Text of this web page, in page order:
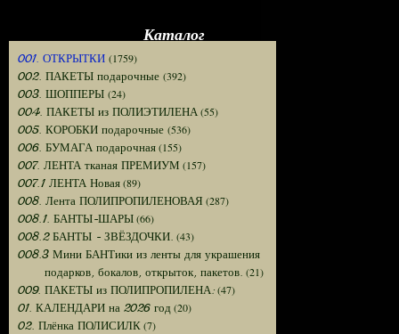
Каталог
001. ОТКРЫТКИ (1759)
002. ПАКЕТЫ подарочные (392)
003. ШОППЕРЫ (24)
004. ПАКЕТЫ из ПОЛИЭТИЛЕНА(55)
005. КОРОБКИ подарочные (536)
006. БУМАГА подарочная(155)
007. ЛЕНТА тканая ПРЕМИУМ (157)
007.1 ЛЕНТА Новая(89)
008. Лента ПОЛИПРОПИЛЕНОВАЯ (287)
008.1. БАНТЫ-ШАРЫ(66)
008.2 БАНТЫ - ЗВЁЗДОЧКИ. (43)
008.3 Мини БАНТики из ленты для украшения
подарков, бокалов, открыток, пакетов. (21)
009. ПАКЕТЫ из ПОЛИПРОПИЛЕНА:(47)
01. КАЛЕНДАРИ на 2026 год (20)
02. Плёнка ПОЛИСИЛК(7)